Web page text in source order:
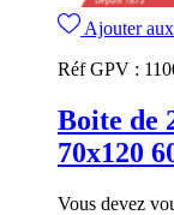
Ajouter
Réf GPV :
Boite de
70x120
Vous devez